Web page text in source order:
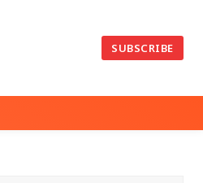
SUBSCRIBE